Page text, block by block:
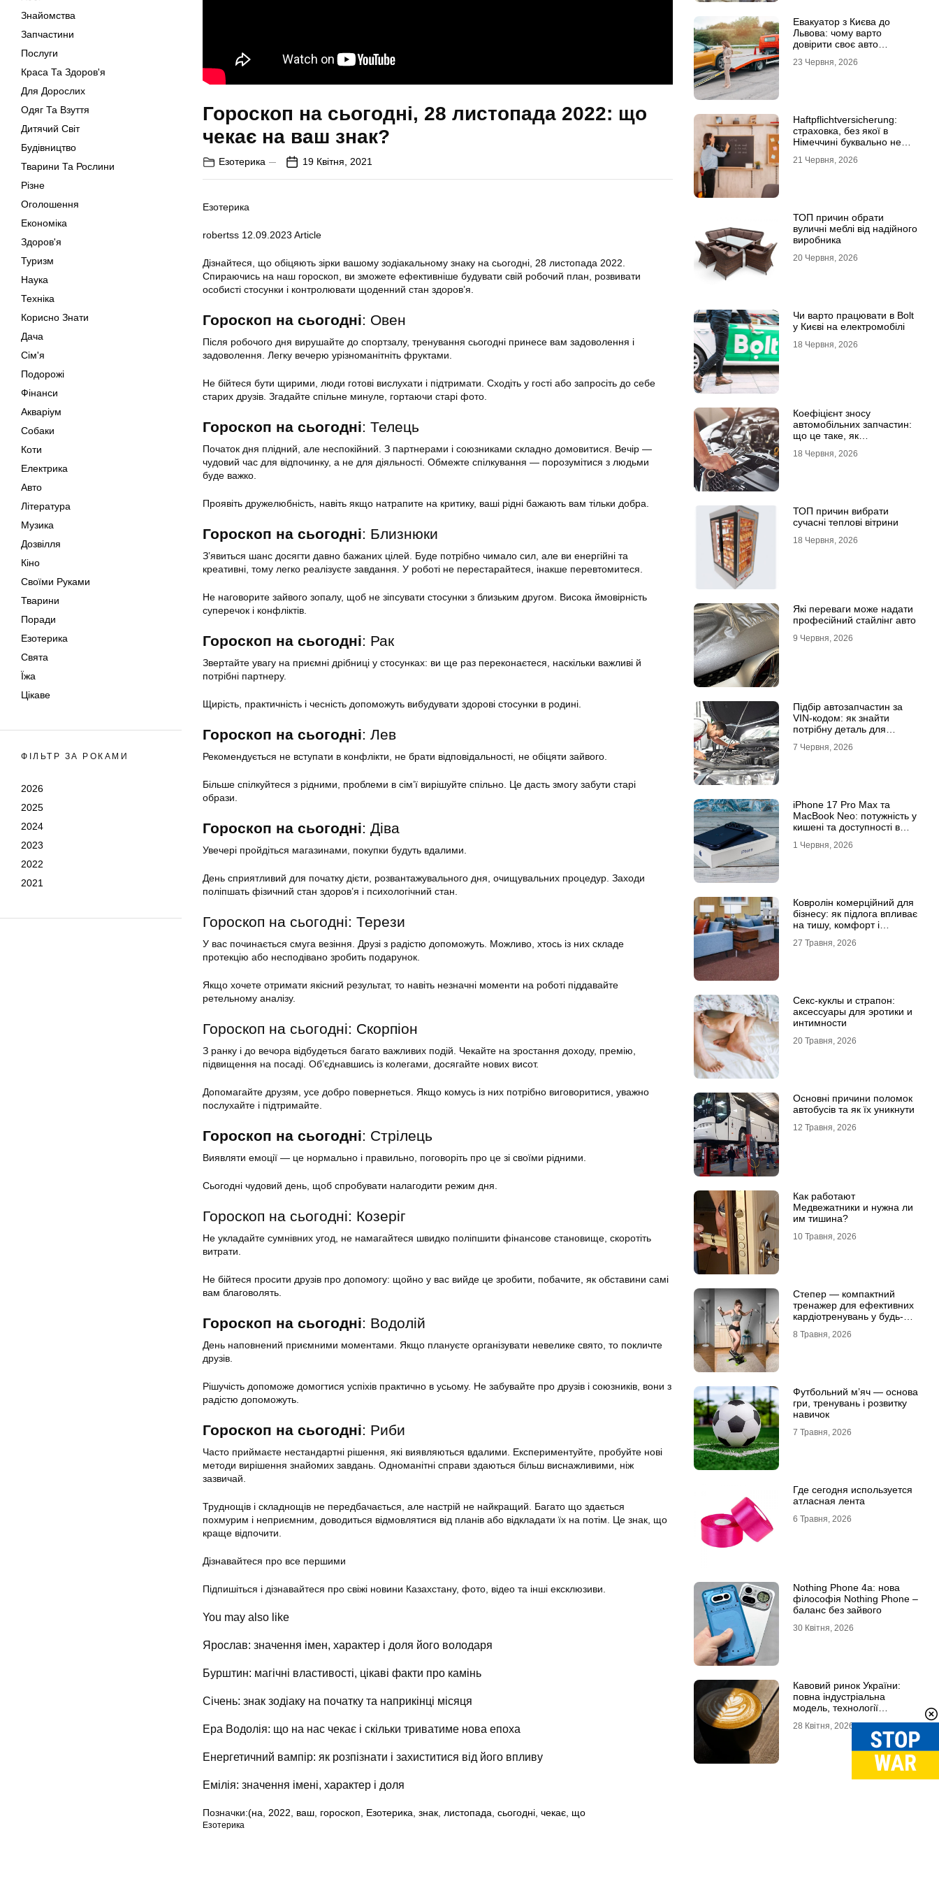
Знайомства
Запчастини
Послуги
Краса Та Здоров'я
Для Дорослих
Одяг Та Взуття
Дитячий Світ
Будівництво
Тварини Та Рослини
Різне
Оголошення
Економіка
Здоров'я
Туризм
Наука
Техніка
Корисно Знати
Дача
Сім'я
Подорожі
Фінанси
Акваріум
Собаки
Коти
Електрика
Авто
Література
Музика
Дозвілля
Кіно
Своїми Руками
Тварини
Поради
Езотерика
Свята
Їжа
Цікаве
ФІЛЬТР ЗА РОКАМИ
2026
2025
2024
2023
2022
2021
Гороскоп на сьогодні, 28 листопада 2022: що
чекає на ваш знак?
Езотерика 19 Квітня, 2021
Езотерика
robertss 12.09.2023 Article
Дізнайтеся, що обіцяють зірки вашому зодіакальному знаку на сьогодні, 28 листопада 2022.
Спираючись на наш гороскоп, ви зможете ефективніше будувати свій робочий план, розвивати
особисті стосунки і контролювати щоденний стан здоров’я.
Гороскоп на сьогодні: Овен
Після робочого дня вирушайте до спортзалу, тренування сьогодні принесе вам задоволення і
задоволення. Легку вечерю урізноманітніть фруктами.
Не бійтеся бути щирими, люди готові вислухати і підтримати. Сходіть у гості або запросіть до себе
старих друзів. Згадайте спільне минуле, гортаючи старі фото.
Гороскоп на сьогодні: Телець
Початок дня плідний, але неспокійний. З партнерами і союзниками складно домовитися. Вечір —
чудовий час для відпочинку, а не для діяльності. Обмежте спілкування — порозумітися з людьми
буде важко.
Проявіть дружелюбність, навіть якщо натрапите на критику, ваші рідні бажають вам тільки добра.
Гороскоп на сьогодні: Близнюки
З’явиться шанс досягти давно бажаних цілей. Буде потрібно чимало сил, але ви енергійні та
креативні, тому легко реалізуєте завдання. У роботі не перестарайтеся, інакше перевтомитеся.
Не наговорите зайвого зопалу, щоб не зіпсувати стосунки з близьким другом. Висока ймовірність
суперечок і конфліктів.
Гороскоп на сьогодні: Рак
Звертайте увагу на приємні дрібниці у стосунках: ви ще раз переконаєтеся, наскільки важливі й
потрібні партнеру.
Щирість, практичність і чесність допоможуть вибудувати здорові стосунки в родині.
Гороскоп на сьогодні: Лев
Рекомендується не вступати в конфлікти, не брати відповідальності, не обіцяти зайвого.
Більше спілкуйтеся з рідними, проблеми в сім’ї вирішуйте спільно. Це дасть змогу забути старі
образи.
Гороскоп на сьогодні: Діва
Увечері пройдіться магазинами, покупки будуть вдалими.
День сприятливий для початку дієти, розвантажувального дня, очищувальних процедур. Заходи
поліпшать фізичний стан здоров’я і психологічний стан.
Гороскоп на сьогодні: Терези
У вас починається смуга везіння. Друзі з радістю допоможуть. Можливо, хтось із них складе
протекцію або несподівано зробить подарунок.
Якщо хочете отримати якісний результат, то навіть незначні моменти на роботі піддавайте
ретельному аналізу.
Гороскоп на сьогодні: Скорпіон
З ранку і до вечора відбудеться багато важливих подій. Чекайте на зростання доходу, премію,
підвищення на посаді. Об’єднавшись із колегами, досягайте нових висот.
Допомагайте друзям, усе добро повернеться. Якщо комусь із них потрібно виговоритися, уважно
послухайте і підтримайте.
Гороскоп на сьогодні: Стрілець
Виявляти емоції — це нормально і правильно, поговоріть про це зі своїми рідними.
Сьогодні чудовий день, щоб спробувати налагодити режим дня.
Гороскоп на сьогодні: Козеріг
Не укладайте сумнівних угод, не намагайтеся швидко поліпшити фінансове становище, скоротіть
витрати.
Не бійтеся просити друзів про допомогу: щойно у вас вийде це зробити, побачите, як обставини самі
вам благоволять.
Гороскоп на сьогодні: Водолій
День наповнений приємними моментами. Якщо плануєте організувати невелике свято, то покличте
друзів.
Рішучість допоможе домогтися успіхів практично в усьому. Не забувайте про друзів і союзників, вони з
радістю допоможуть.
Гороскоп на сьогодні: Риби
Часто приймаєте нестандартні рішення, які виявляються вдалими. Експериментуйте, пробуйте нові
методи вирішення знайомих завдань. Одноманітні справи здаються більш виснажливими, ніж
зазвичай.
Труднощів і складнощів не передбачається, але настрій не найкращий. Багато що здається
похмурим і неприємним, доводиться відмовлятися від планів або відкладати їх на потім. Це знак, що
краще відпочити.
Дізнавайтеся про все першими
Підпишіться і дізнавайтеся про свіжі новини Казахстану, фото, відео та інші ексклюзиви.
You may also like
Ярослав: значення імен, характер і доля його володаря
Бурштин: магічні властивості, цікаві факти про камінь
Січень: знак зодіаку на початку та наприкінці місяця
Ера Водолія: що на нас чекає і скільки триватиме нова епоха
Енергетичний вампір: як розпізнати і захиститися від його впливу
Емілія: значення імені, характер і доля
Позначки:(на, 2022, ваш, гороскоп, Езотерика, знак, листопада, сьогодні, чекає, що
Езотерика
Евакуатор з Києва до
Львова: чому варто
довірити своє авто
23 Червня, 2026
Haftpflichtversicherung:
страховка, без якої в
Німеччині буквально не
21 Червня, 2026
ТОП причин обрати
вуличні меблі від надійного
виробника
20 Червня, 2026
Чи варто працювати в Bolt
у Києві на електромобілі
18 Червня, 2026
Коефіцієнт зносу
автомобільних запчастин:
що це таке, як
впливає на страхові
18 Червня, 2026
ТОП причин вибрати
сучасні теплові вітрини
18 Червня, 2026
Які переваги може надати
професійний стайлінг авто
9 Червня, 2026
Підбір автозапчастин за
VIN-кодом: як знайти
потрібну деталь для
7 Червня, 2026
iPhone 17 Pro Max та
MacBook Neo: потужність у
кишені та доступності в
1 Червня, 2026
Ковролін комерційний для
бізнесу: як підлога впливає
на тишу, комфорт і
27 Травня, 2026
Секс-куклы и страпон:
аксессуары для эротики и
интимности
20 Травня, 2026
Основні причини поломок
автобусів та як їх уникнути
12 Травня, 2026
Как работают
Медвежатники и нужна ли
им тишина?
10 Травня, 2026
Степер — компактний
тренажер для ефективних
кардіотренувань у будь-
8 Травня, 2026
Футбольний м’яч — основа
гри, тренувань і розвитку
навичок
7 Травня, 2026
Где сегодня используется
атласная лента
6 Травня, 2026
Nothing Phone 4a: нова
філософія Nothing Phone –
баланс без зайвого
30 Квітня, 2026
Кавовий ринок України:
повна індустріальна
модель, технології
споживчі тренди
28 Квітня, 2026